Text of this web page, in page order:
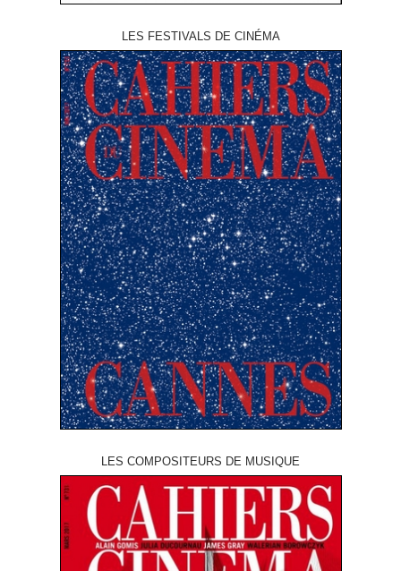
LES FESTIVALS DE CINÉMA
LES COMPOSITEURS DE MUSIQUE